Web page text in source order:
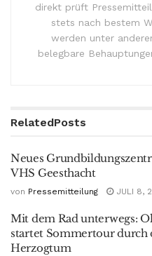
direkt prüft
stets nach bestem
werden unter
belegbare
RelatedPosts
Neues
VHS Geesthacht
von Pressemitteilung JULI 8,
Mit dem Rad unterwegs:
startet Sommertour durch
Herzogtum